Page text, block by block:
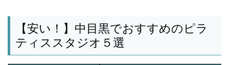
【安い！】中目黒でおすすめのピラ
ティススタジオ５選